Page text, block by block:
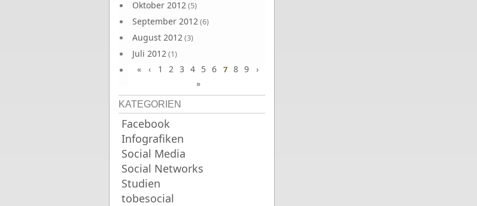
Oktober 2012(5)
September 2012(6)
August 2012(3)
Juli 2012(1)
Juni 2012(4)
« ‹ 1 2 3 4 5 6 7 8 9
›
»
KATEGORIEN
Facebook
Infografiken
Social Media
Social Networks
Studien
tobesocial